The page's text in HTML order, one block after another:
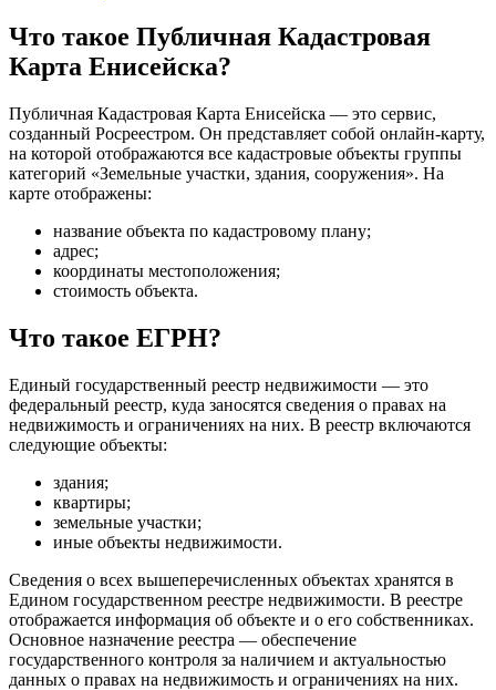
Что такое Публичная Кадастровая
Карта Енисейска?
Публичная Кадастровая Карта Енисейска — это сервис,
созданный Росреестром. Он представляет собой онлайн-карту,
на которой отображаются все кадастровые объекты группы
категорий «Земельные участки, здания, сооружения». На
карте отображены:
название объекта по кадастровому плану;
адрес;
координаты местоположения;
стоимость объекта.
Что такое ЕГРН?
Единый государственный реестр недвижимости — это
федеральный реестр, куда заносятся сведения о правах на
недвижимость и ограничениях на них. В реестр включаются
следующие объекты:
здания;
квартиры;
земельные участки;
иные объекты недвижимости.
Сведения о всех вышеперечисленных объектах хранятся в
Едином государственном реестре недвижимости. В реестре
отображается информация об объекте и о его собственниках.
Основное назначение реестра — обеспечение
государственного контроля за наличием и актуальностью
данных о правах на недвижимость и ограничениях на них.